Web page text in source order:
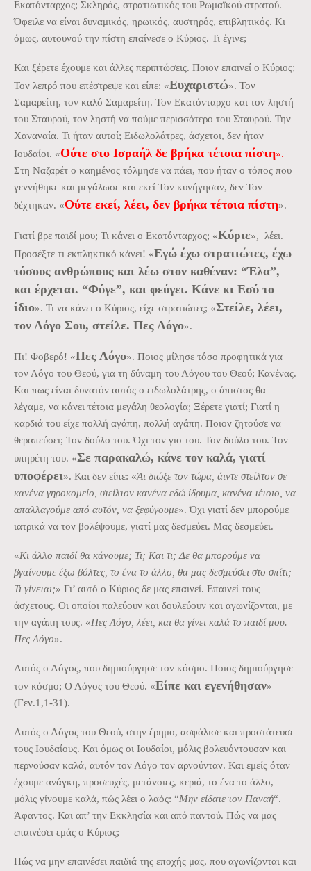
Εκατόνταρχος; Σκληρός, στρατιωτικός του Ρωμαϊκού στρατού.
Όφειλε να είναι δυναμικός, ηρωικός, αυστηρός, επιβλητικός. Κι
όμως, αυτουνού την πίστη επαίνεσε ο Κύριος. Τι έγινε;
Και ξέρετε έχουμε και άλλες περιπτώσεις. Ποιον επαινεί ο Κύριος;
Τον λεπρό που επέστρεψε και είπε: «Ευχαριστώ». Τον
Σαμαρείτη, τον καλό Σαμαρείτη. Τον Εκατόνταρχο και τον ληστή
του Σταυρού, τον ληστή να πούμε περισσότερο του Σταυρού. Την
Χαναναία. Τι ήταν αυτοί; Ειδωλολάτρες, άσχετοι, δεν ήταν
Ιουδαίοι. «Ούτε στο Ισραήλ δε βρήκα τέτοια πίστη».
Στη Ναζαρέτ ο καημένος τόλμησε να πάει, που ήταν ο τόπος που
γεννήθηκε και μεγάλωσε και εκεί Τον κυνήγησαν, δεν Τον
δέχτηκαν. «Ούτε εκεί, λέει, δεν βρήκα τέτοια πίστη».
Γιατί βρε παιδί μου; Τι κάνει ο Εκατόνταρχος; «Κύριε», λέει.
Προσέξτε τι εκπληκτικό κάνει! «Εγώ έχω στρατιώτες, έχω
τόσους ανθρώπους και λέω στον καθέναν: “Έλα”,
και έρχεται. “Φύγε”, και φεύγει. Κάνε κι Εσύ το
ίδιο». Τι να κάνει ο Κύριος, είχε στρατιώτες; «Στείλε, λέει,
τον Λόγο Σου, στείλε. Πες Λόγο».
Πι! Φοβερό! «Πες Λόγο». Ποιος μίλησε τόσο προφητικά για
τον Λόγο του Θεού, για τη δύναμη του Λόγου του Θεού; Κανένας.
Και πως είναι δυνατόν αυτός ο ειδωλολάτρης, ο άπιστος θα
λέγαμε, να κάνει τέτοια μεγάλη θεολογία; Ξέρετε γιατί; Γιατί η
καρδιά του είχε πολλή αγάπη, πολλή αγάπη. Ποιον ζητούσε να
θεραπεύσει; Τον δούλο του. Όχι τον γιο του. Τον δούλο του. Τον
υπηρέτη του. «Σε παρακαλώ, κάνε τον καλά, γιατί
υποφέρει». Και δεν είπε: «Άι διώξε τον τώρα, άιντε στείλτον σε
κανένα γηροκομείο, στείλτον κανένα εδώ ίδρυμα, κανένα τέτοιο, να
απαλλαγούμε από αυτόν, να ξεφύγουμε». Όχι γιατί δεν μπορούμε
ιατρικά να τον βολέψουμε, γιατί μας δεσμεύει. Μας δεσμεύει.
«Κι άλλο παιδί θα κάνουμε; Τι; Και τι; Δε θα μπορούμε να
βγαίνουμε έξω βόλτες, το ένα το άλλο, θα μας δεσμεύσει στο σπίτι;
Τι γίνεται;» Γι’ αυτό ο Κύριος δε μας επαινεί. Επαινεί τους
άσχετους. Οι οποίοι παλεύουν και δουλεύουν και αγωνίζονται, με
την αγάπη τους. «Πες Λόγο, λέει, και θα γίνει καλά το παιδί μου.
Πες Λόγο».
Αυτός ο Λόγος, που δημιούργησε τον κόσμο. Ποιος δημιούργησε
τον κόσμο; Ο Λόγος του Θεού. «Είπε και εγενήθησαν»
(Γεν.1,1-31).
Αυτός ο Λόγος του Θεού, στην έρημο, ασφάλισε και προστάτευσε
τους Ιουδαίους. Και όμως οι Ιουδαίοι, μόλις βολευόντουσαν και
περνούσαν καλά, αυτόν τον Λόγο τον αρνούνταν. Και εμείς όταν
έχουμε ανάγκη, προσευχές, μετάνοιες, κεριά, το ένα το άλλο,
μόλις γίνουμε καλά, πώς λέει ο λαός: “Μην είδατε τον Παναή“.
Άφαντος. Και απ’ την Εκκλησία και από παντού. Πώς να μας
επαινέσει εμάς ο Κύριος;
Πώς να μην επαινέσει παιδιά της εποχής μας, που αγωνίζονται και